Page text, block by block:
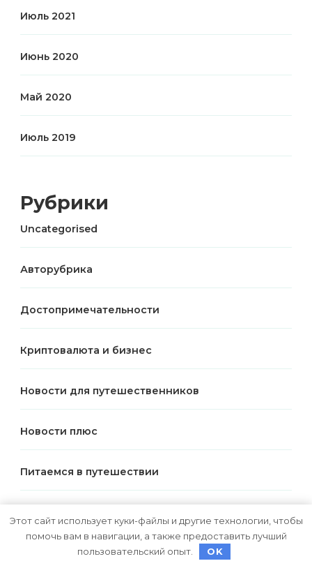
Июль 2021
Июнь 2020
Май 2020
Июль 2019
Рубрики
Uncategorised
Авторубрика
Достопримечательности
Криптовалюта и бизнес
Новости для путешественников
Новости плюс
Питаемся в путешествии
Этот сайт использует куки-файлы и другие технологии, чтобы
помочь вам в навигации, а также предоставить лучший
пользовательский опыт.
OK